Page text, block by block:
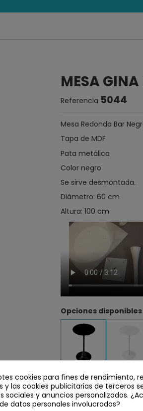
MESA GINA
Referencia 5044
Mesa Redonda Bar
Tapa de MDF
Pata metálica
Color negro
Se sirve desmontada.
Diámetro: 60 cm
Altura: 100 cm
Opciones disponibles
Detalles del producto
cookies para fines de rendimiento,
y las cookies publicitarias de terceros
y anuncios personalizados.
datos personales involucrados?